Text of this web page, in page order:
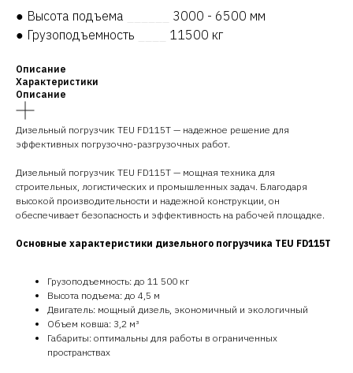
● Высота подъема
3000 - 6500 мм
● Грузоподъемность
11500 кг
Описание
Характеристики
Описание
Дизельный погрузчик TEU FD115T — надежное решение для
эффективных погрузочно-разгрузочных работ.
Дизельный погрузчик TEU FD115T — мощная техника для
строительных, логистических и промышленных задач. Благодаря
высокой производительности и надежной конструкции, он
обеспечивает безопасность и эффективность на рабочей площадке.
Основные характеристики дизельного погрузчика TEU FD115T
Грузоподъемность: до 11 500 кг
Высота подъема: до 4,5 м
Двигатель: мощный дизель, экономичный и экологичный
Объем ковша: 3,2 м³
Габариты: оптимальны для работы в ограниченных
пространствах